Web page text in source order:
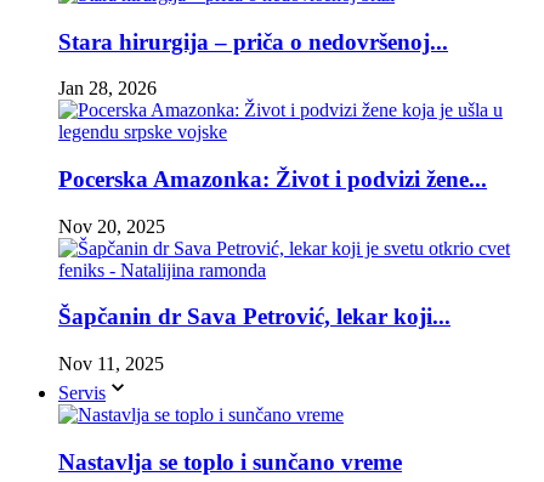
Stara hirurgija – priča o nedovršenoj...
Jan 28, 2026
Pocerska Amazonka: Život i podvizi žene...
Nov 20, 2025
Šapčanin dr Sava Petrović, lekar koji...
Nov 11, 2025
Servis
Nastavlja se toplo i sunčano vreme